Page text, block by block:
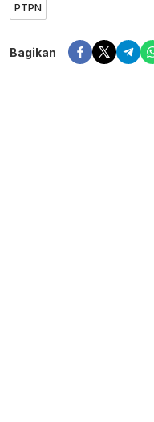
PTPN
Bagikan